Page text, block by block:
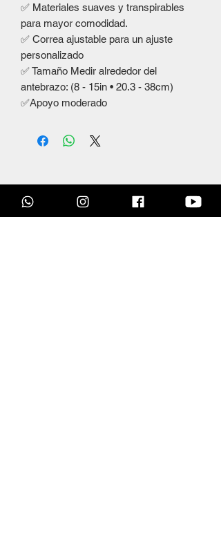
✅ Materiales suaves y transpirables
para mayor comodidad.
✅ Correa ajustable para un ajuste
personalizado
✅ Tamaño Medir alrededor del
antebrazo: (8 - 15in • 20.3 - 38cm)
✅Apoyo moderado
Productos